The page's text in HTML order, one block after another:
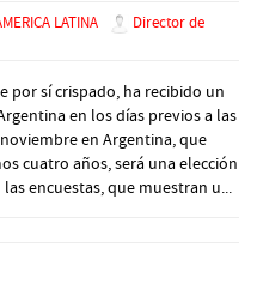
LATINA
Director de
por sí crispado, ha recibido un
en los días previos a las
en Argentina, que
cuatro años, será una elección
encuestas, que muestran u...